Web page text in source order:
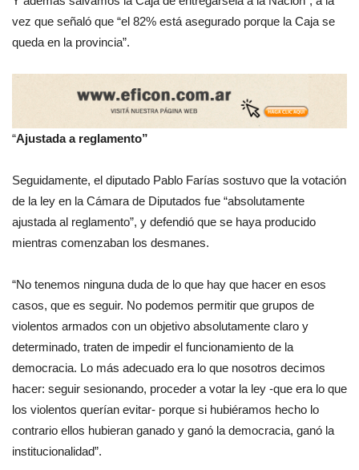
vez que señaló que “el 82% está asegurado porque la Caja se
queda en la provincia”.
“Ajustada a reglamento”
Seguidamente, el diputado Pablo Farías sostuvo que la votación
de la ley en la Cámara de Diputados fue “absolutamente
ajustada al reglamento”, y defendió que se haya producido
mientras comenzaban los desmanes.
“No tenemos ninguna duda de lo que hay que hacer en esos
casos, que es seguir. No podemos permitir que grupos de
violentos armados con un objetivo absolutamente claro y
determinado, traten de impedir el funcionamiento de la
democracia. Lo más adecuado era lo que nosotros decimos
hacer: seguir sesionando, proceder a votar la ley -que era lo que
los violentos querían evitar- porque si hubiéramos hecho lo
contrario ellos hubieran ganado y ganó la democracia, ganó la
institucionalidad”.